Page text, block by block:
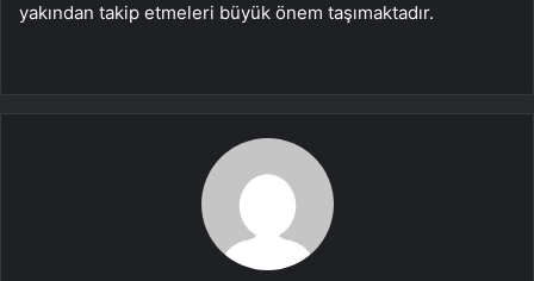
yakından takip etmeleri büyük önem taşımaktadır.